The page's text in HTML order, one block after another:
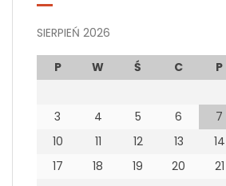
SIERPIEŃ 2026
P W Ś C P
3
4 5 6 7
10
11 12 13 14
17
18 19 20 21